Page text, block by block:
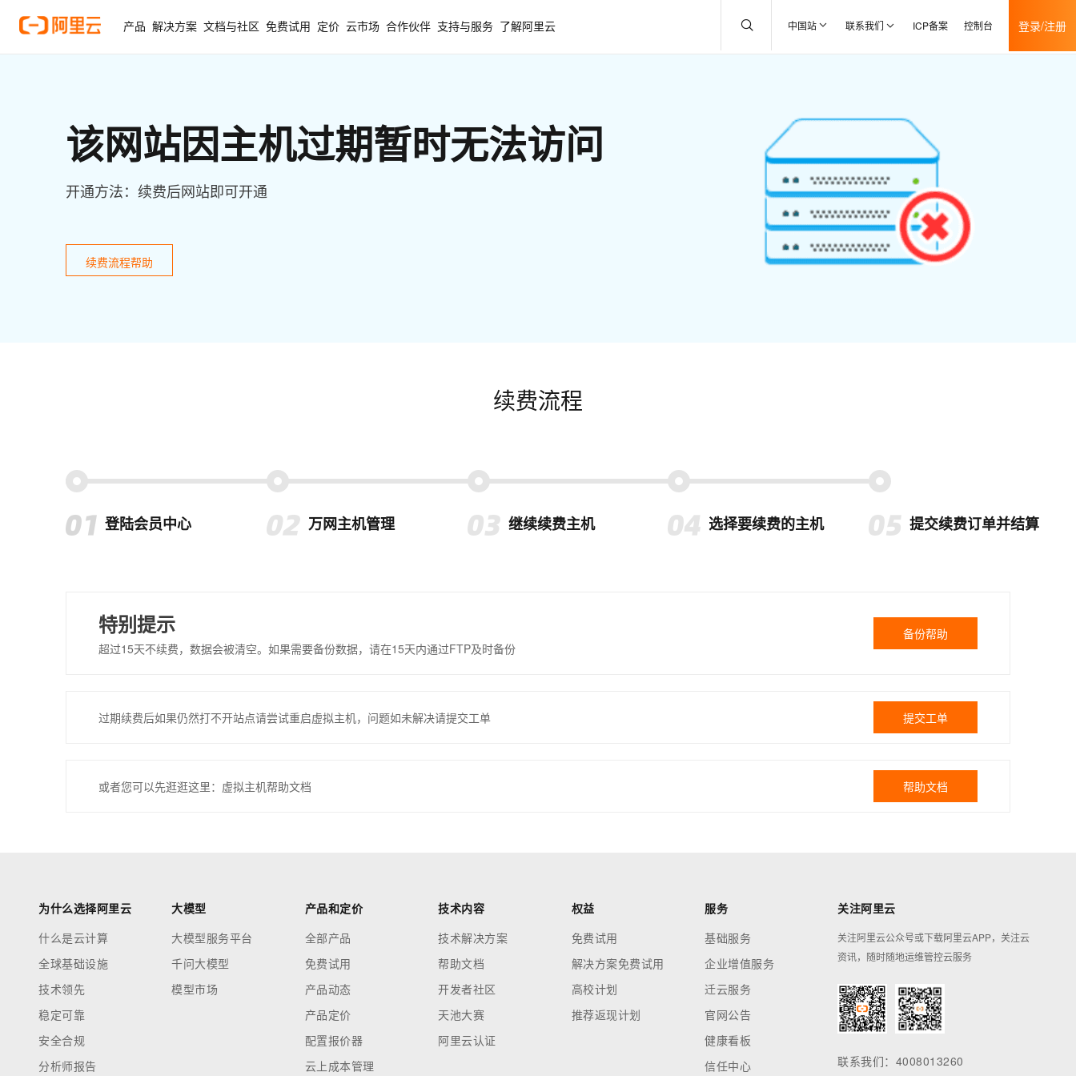
产品 解决方案 文档与社区 免费试用 定价 云市场 合作伙伴 支持与服务 了解阿里云 中国站 联系我们 ICP备案 控制台 登录/注册
该网站因主机过期暂时无法访问
开通方法：续费后网站即可开通
续费流程帮助
续费流程
登陆会员中心 万网主机管理 继续续费主机 选择要续费的主机 提交续费订单并结算
特别提示
超过15天不续费，数据会被清空。如果需要备份数据，请在15天内通过FTP及时备份
备份帮助
过期续费后如果仍然打不开站点请尝试重启虚拟主机，问题如未解决请提交工单 提交工单
或者您可以先逛逛这里：虚拟主机帮助文档 帮助文档